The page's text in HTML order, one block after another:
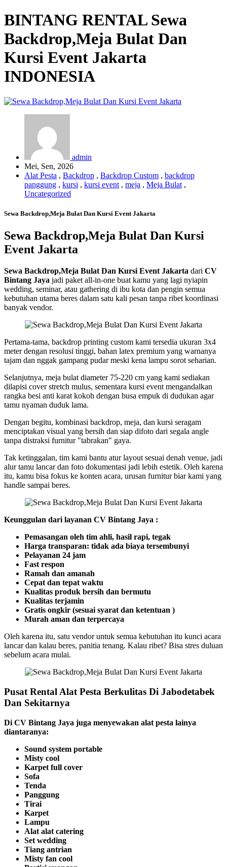
BINTANG RENTAL Sewa
Backdrop,Meja Bulat Dan
Kursi Event Jakarta
INDONESIA
admin
Mei, Sen, 2026
Alat Pesta , Backdrop , Backdrop Custom , backdrop
panggung , kursi , kursi event , meja , Meja Bulat ,
Uncategorized
Sewa Backdrop,Meja Bulat Dan Kursi Event Jakarta
Sewa Backdrop,Meja Bulat Dan Kursi
Event Jakarta
Sewa Backdrop,Meja Bulat Dan Kursi Event Jakarta dari CV
Bintang Jaya jadi paket all-in-one buat kamu yang lagi nyiapin
wedding, seminar, atau gathering di ibu kota dan pengin semua
kebutuhan utama beres dalam satu kali pesan tanpa ribet koordinasi
banyak vendor.
Pertama-tama, backdrop printing custom kami tersedia ukuran 3x4
meter dengan resolusi tinggi, bahan latex premium yang warnanya
tajam dan nggak gampang pudar meski kena lampu sorot seharian.
Selanjutnya, meja bulat diameter 75-220 cm yang kami sediakan
dilapisi cover stretch mulus, sementara kursi event mengandalkan
rangka besi anti karat kokoh dengan busa empuk di dudukan agar
tamu nyaman duduk lama.
Dengan begitu, kombinasi backdrop, meja, dan kursi seragam
menciptakan visual yang bersih dan siap difoto dari segala angle
tanpa distraksi furnitur "tabrakan" gaya.
Tak ketinggalan, tim kami bantu atur layout sesuai denah venue, jadi
alur tamu lancar dan foto dokumentasi jadi lebih estetik. Oleh karena
itu, kamu bisa fokus ke konten acara, urusan furnitur biar kami yang
handle sampai beres.
Keunggulan dari layanan CV Bintang Jaya :
Pemasangan oleh tim ahli, hasil rapi, tegak
Harga transparan: tidak ada biaya tersembunyi
Pelayanan 24 jam
Fast respon
Ramah dan amanah
Cepat dan tepat waktu
Kualitas produk bersih dan bermutu
Kualitas terjamin
Gratis ongkir (sesuai syarat dan ketentuan )
Murah aman dan terpercaya
Oleh karena itu, satu vendor untuk semua kebutuhan itu kunci acara
lancar dan kalau beres, panitia tenang. Kalau ribet? Bisa stres duluan
sebelum acara mulai.
Pusat Rental Alat Pesta Berkulitas Di Jabodetabek
Dan Sekitarnya
Di CV Bintang Jaya juga menyewakan alat pesta lainya
diantaranya:
Sound system portable
Misty cool
Karpet full cover
Sofa
Tenda
Panggung
Tirai
Karpet
Lampu
Alat alat catering
Set wedding
Tiang antrian
Misty fan cool